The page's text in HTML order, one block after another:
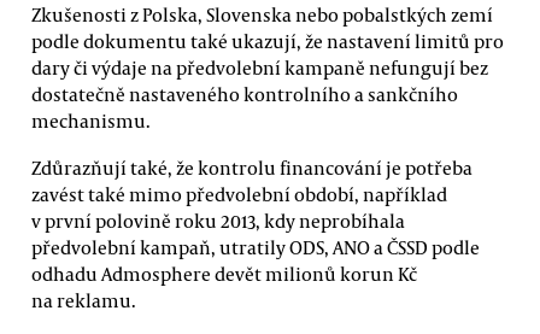
Zkušenosti z Polska, Slovenska nebo pobalstkých zemí
podle dokumentu také ukazují, že nastavení limitů pro
dary či výdaje na předvolební kampaně nefungují bez
dostatečně nastaveného kontrolního a sankčního
mechanismu.
Zdůrazňují také, že kontrolu financování je potřeba
zavést také mimo předvolební období, například
v první polovině roku 2013, kdy neprobíhala
předvolební kampaň, utratily ODS, ANO a ČSSD podle
odhadu Admosphere devět milionů korun Kč
na reklamu.